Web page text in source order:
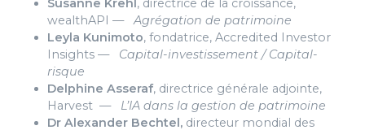
Susanne Krehl , directrice de la croissance,
wealthAPI — Agrégation de patrimoine
Leyla Kunimoto, fondatrice, Accredited Investor
Insights —
Capital-investissement / Capital-
risque
Delphine Asseraf, directrice générale adjointe,
Harvest —
L’IA dans la gestion de patrimoine
Dr Alexander Bechtel, directeur mondial des